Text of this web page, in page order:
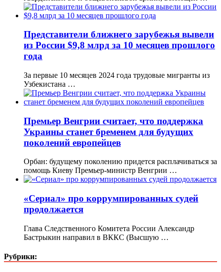
Представители ближнего зарубежья вывели
из России $9,8 млрд за 10 месяцев прошлого
года
За первые 10 месяцев 2024 года трудовые мигранты из
Узбекистана …
Премьер Венгрии считает, что поддержка
Украины станет бременем для будущих
поколений европейцев
Орбан: будущему поколению придется расплачиваться за
помощь Киеву Премьер-министр Венгрии …
«Сериал» про коррумпированных судей
продолжается
Глава Следственного Комитета России Александр
Бастрыкин направил в ВККС (Высшую …
Рубрики: